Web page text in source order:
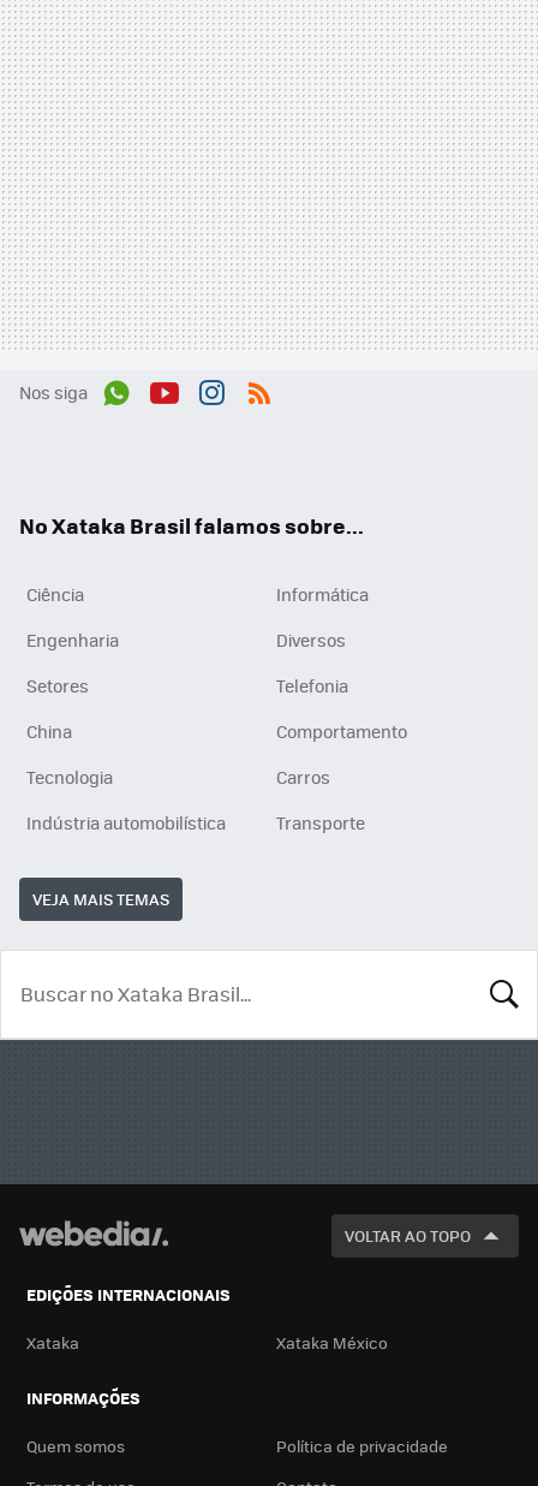
Nos siga
No Xataka Brasil falamos sobre...
Ciência
Informática
Engenharia
Diversos
Setores
Telefonia
China
Comportamento
Tecnologia
Carros
Indústria automobilística
Transporte
VEJA MAIS TEMAS
VOLTAR AO TOPO
EDIÇÕES INTERNACIONAIS
Xataka Xataka México
INFORMAÇÕES
Quem somos
Política de privacidade